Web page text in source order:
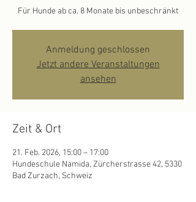
Für Hunde ab ca. 8 Monate bis unbeschränkt
Anmeldung geschlossen
Jetzt andere Veranstaltungen
ansehen
Zeit & Ort
21. Feb. 2026, 15:00 – 17:00
Hundeschule Namida, Zürcherstrasse 42, 5330
Bad Zurzach, Schweiz